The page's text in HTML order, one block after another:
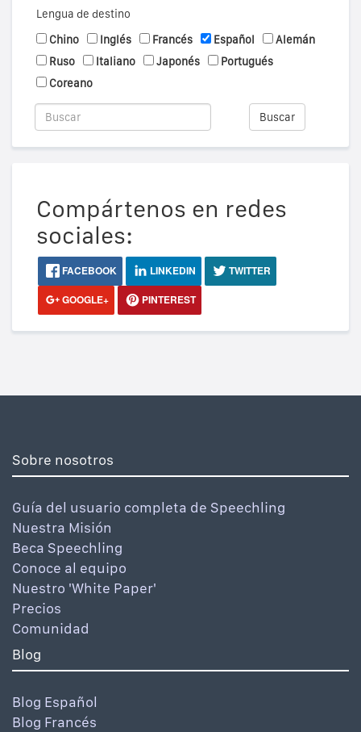
Lengua de destino
Chino
Inglés Francés Español
Alemán
Ruso
Italiano Japonés
Portugués
Coreano
Buscar
Compártenos en redes
sociales:
FACEBOOK LINKEDIN
TWITTER
GOOGLE+
PINTEREST
Sobre nosotros
Guía del usuario completa de Speechling
Nuestra Misión
Beca Speechling
Conoce al equipo
Nuestro 'White Paper'
Precios
Comunidad
Blog
Blog Español
Blog Francés